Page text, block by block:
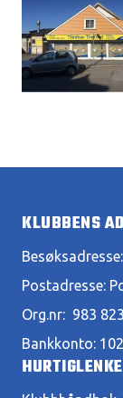
KLUBBENS
Postadresse:
Org.nr: 983
Bankkonto: